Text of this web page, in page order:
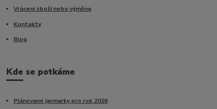
Vrácení zboží nebo výměna
Kontakty
Blog
Kde se potkáme
Plánované jarmarky pro rok 2026